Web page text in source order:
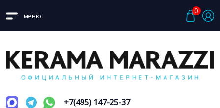
меню
0
+7(495) 147-25-37